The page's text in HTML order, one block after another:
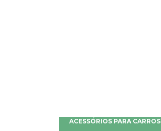
ACESSÓRIOS PARA CARROS